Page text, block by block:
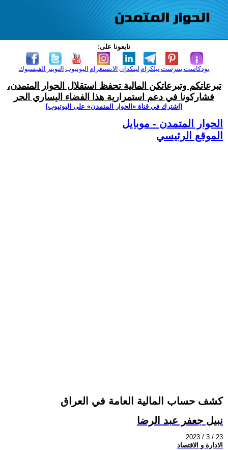
تابعونا على:
الفيسبوك التويتر اليوتيوب الانستغرام لينكدإن تيلكرامبنترست بودكاست
تبرعاتكم وتبرعاتكن المالية تحفظ استقلال الحوار المتمدن،
فشاركونا في دعم استمرارية هذا الفضاء اليساري الحر
[اشترك في قناة ‫«الحوار المتمدن» على اليوتيوب]
الحوار المتمدن - موبايل
الموقع الرئيسي
كشف حساب المالية العامة في العراق
نبيل جعفر عبد الرضا
2023 / 3 / 23
الادارة و الاقتصاد